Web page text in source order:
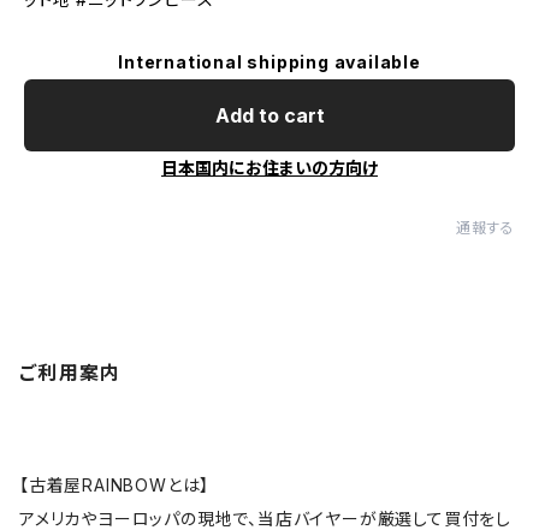
International shipping available
Add to cart
日本国内にお住まいの方向け
通報する
ご利用案内
【古着屋RAINBOWとは】
アメリカやヨーロッパの現地で、当店バイヤーが厳選して買付をし